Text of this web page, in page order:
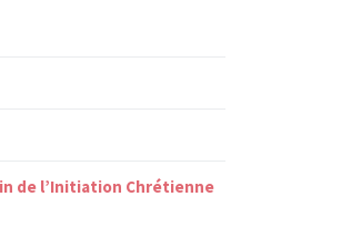
de l’Initiation Chrétienne